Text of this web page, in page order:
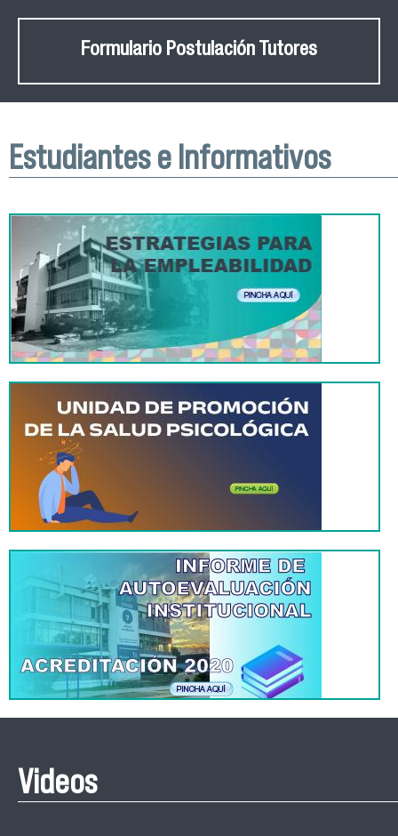
Formulario Postulación Tutores
Estudiantes e Informativos
Videos